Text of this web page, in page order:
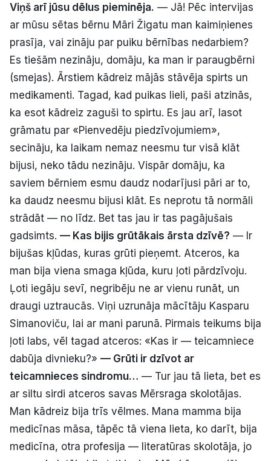
Viņš arī jūsu dēlus pieminēja. — Jā! Pēc intervijas
ar mūsu sētas bērnu Māri Žigatu man kaimiņienes
prasīja, vai zināju par puiku bērnības nedarbiem?
Es tiešām nezināju, domāju, ka man ir paraugbērni
(smejas). Ārstiem kādreiz mājās stāvēja spirts un
medikamenti. Tagad, kad puikas lieli, paši atzinās,
ka esot kādreiz zaguši to spirtu. Es jau arī, lasot
grāmatu par «Pienvedēju piedzīvojumiem»,
secināju, ka laikam nemaz neesmu tur visā klāt
bijusi, neko tādu nezināju. Vispār domāju, ka
saviem bērniem esmu daudz nodarījusi pāri ar to,
ka daudz neesmu bijusi klāt. Es neprotu tā normāli
strādāt — no līdz. Bet tas jau ir tas pagājušais
gadsimts. — Kas bijis grūtākais ārsta dzīvē? — Ir
bijušas kļūdas, kuras grūti pieņemt. Atceros, ka
man bija viena smaga kļūda, kuru ļoti pārdzīvoju.
Ļoti iegāju sevī, negribēju ne ar vienu runāt, un
draugi uztraucās. Viņi uzrunāja mācītāju Kasparu
Simanoviču, lai ar mani parunā. Pirmais teikums bija
ļoti labs, vēl tagad atceros: «Kas ir — teicamniece
dabūja divnieku?» — Grūti ir dzīvot ar
teicamnieces sindromu… — Tur jau tā lieta, bet es
ar siltu sirdi atceros savas Mērsraga skolotājas.
Man kādreiz bija trīs vēlmes. Mana mamma bija
medicīnas māsa, tāpēc tā viena lieta, ko darīt, bija
medicīna, otra profesija — literatūras skolotāja, jo